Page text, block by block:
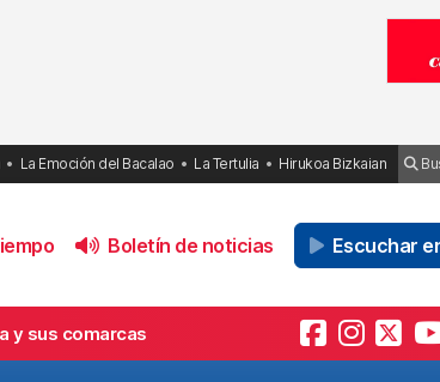
La Emoción del Bacalao La Tertulia Hirukoa Bizkaian
Boletín de noticias Escuchar
y sus comarcas